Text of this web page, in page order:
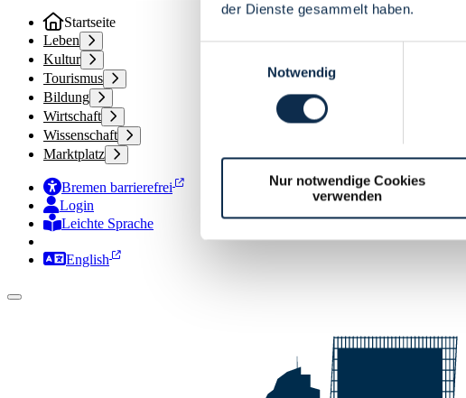
der Dienste gesammelt haben.
Notwendig
Nur notwendige Cookies
verwenden
Startseite
Leben
Kultur
Tourismus
Bildung
Wirtschaft
Wissenschaft
Marktplatz
Bremen barrierefrei
Login
Leichte Sprache
Zur Deutschen Gebärdensprache
English